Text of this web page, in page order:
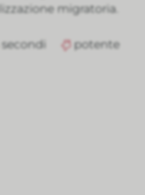
migratoria.
secondi potente